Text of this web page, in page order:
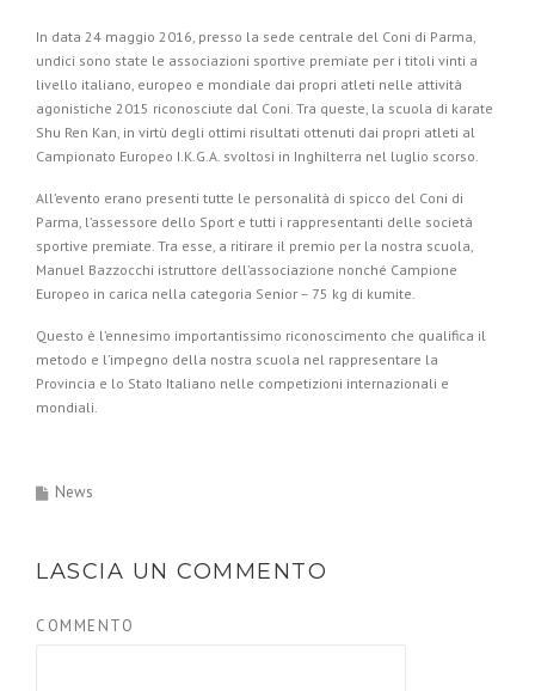
In data 24 maggio 2016, presso la sede centrale del Coni di Parma,
undici sono state le associazioni sportive premiate per i titoli vinti a
livello italiano, europeo e mondiale dai propri atleti nelle attività
agonistiche 2015 riconosciute dal Coni. Tra queste, la scuola di karate
Shu Ren Kan, in virtù degli ottimi risultati ottenuti dai propri atleti al
Campionato Europeo I.K.G.A. svoltosi in Inghilterra nel luglio scorso.
All’evento erano presenti tutte le personalità di spicco del Coni di
Parma, l’assessore dello Sport e tutti i rappresentanti delle società
sportive premiate. Tra esse, a ritirare il premio per la nostra scuola,
Manuel Bazzocchi istruttore dell’associazione nonché Campione
Europeo in carica nella categoria Senior – 75 kg di kumite.
Questo è l’ennesimo importantissimo riconoscimento che qualifica il
metodo e l’impegno della nostra scuola nel rappresentare la
Provincia e lo Stato Italiano nelle competizioni internazionali e
mondiali.
News
LASCIA UN COMMENTO
COMMENTO